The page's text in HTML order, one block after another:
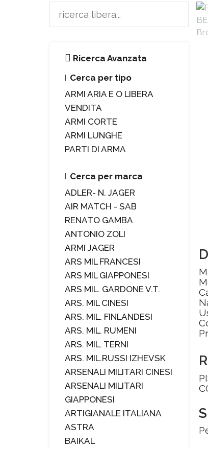
Ricerca Avanzata
Cerca per tipo
ARMI ARIA E O LIBERA
VENDITA
ARMI CORTE
ARMI LUNGHE
PARTI DI ARMA
Cerca per marca
ADLER- N. JAGER
AIR MATCH - SAB
RENATO GAMBA
ANTONIO ZOLI
ARMI JAGER
ARS MIL FRANCESI
ARS MIL GIAPPONESI
ARS MIL. GARDONE V.T.
ARS. MIL CINESI
ARS. MIL. FINLANDESI
ARS. MIL. RUMENI
ARS. MIL. TERNI
ARS. MIL.RUSSI IZHEVSK
ARSENALI MILITARI CINESI
ARSENALI MILITARI
GIAPPONESI
ARTIGIANALE ITALIANA
ASTRA
BAIKAL